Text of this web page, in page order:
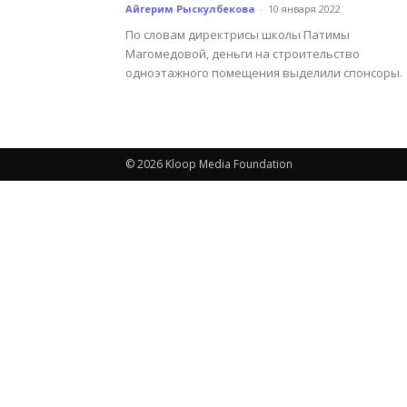
Айгерим Рыскулбекова - 10 января 2022
По словам директрисы школы Патимы
Магомедовой, деньги на строительство
одноэтажного помещения выделили спонсоры.
© 2026 Kloop Media Foundation